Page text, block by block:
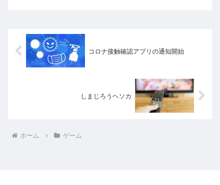
コロナ接触確認アプリの通知開始
しまじろうヘソカ
ホーム ゲーム